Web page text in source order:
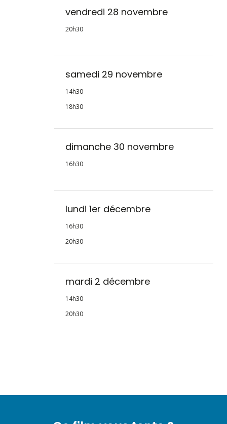
vendredi 28 novembre
20h30
samedi 29 novembre
14h30
18h30
dimanche 30 novembre
16h30
lundi 1er décembre
16h30
20h30
mardi 2 décembre
14h30
20h30